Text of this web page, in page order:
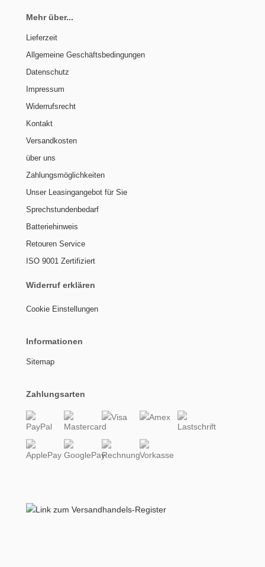
Mehr über...
Lieferzeit
Allgemeine Geschäftsbedingungen
Datenschutz
Impressum
Widerrufsrecht
Kontakt
Versandkosten
über uns
Zahlungsmöglichkeiten
Unser Leasingangebot für Sie
Sprechstundenbedarf
Batteriehinweis
Retouren Service
ISO 9001 Zertifiziert
Widerruf erklären
Cookie Einstellungen
Informationen
Sitemap
Zahlungsarten